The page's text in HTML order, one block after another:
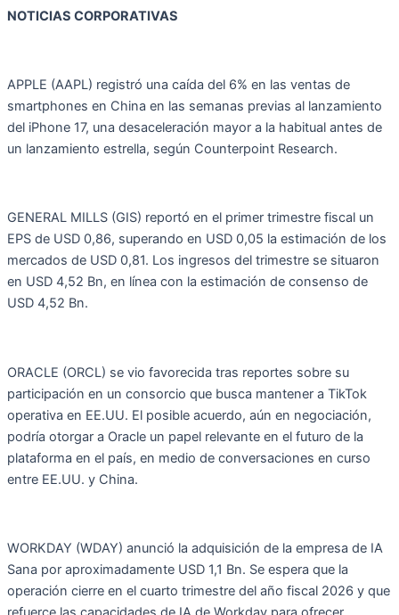
NOTICIAS CORPORATIVAS
APPLE (AAPL) registró una caída del 6% en las ventas de
smartphones en China en las semanas previas al lanzamiento
del iPhone 17, una desaceleración mayor a la habitual antes de
un lanzamiento estrella, según Counterpoint Research.
GENERAL MILLS (GIS) reportó en el primer trimestre fiscal un
EPS de USD 0,86, superando en USD 0,05 la estimación de los
mercados de USD 0,81. Los ingresos del trimestre se situaron
en USD 4,52 Bn, en línea con la estimación de consenso de
USD 4,52 Bn.
ORACLE (ORCL) se vio favorecida tras reportes sobre su
participación en un consorcio que busca mantener a TikTok
operativa en EE.UU. El posible acuerdo, aún en negociación,
podría otorgar a Oracle un papel relevante en el futuro de la
plataforma en el país, en medio de conversaciones en curso
entre EE.UU. y China.
WORKDAY (WDAY) anunció la adquisición de la empresa de IA
Sana por aproximadamente USD 1,1 Bn. Se espera que la
operación cierre en el cuarto trimestre del año fiscal 2026 y que